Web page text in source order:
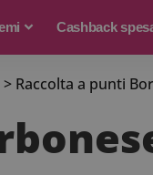
Cashback
> Raccolta a punti